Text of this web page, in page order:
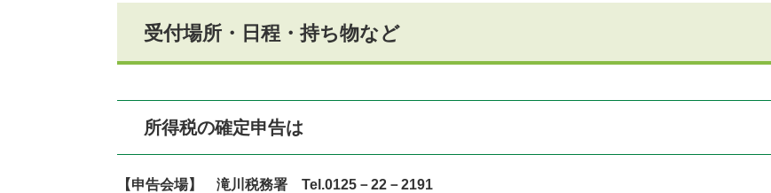
受付場所・日程・持ち物など
所得税の確定申告は
【申告会場】 滝川税務署 Tel.0125－22－2191